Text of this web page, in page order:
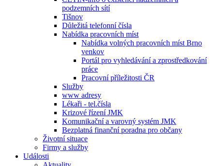
podzemních sítí
Tišnov
Důležitá telefonní čísla
Nabídka pracovních míst
Nabídka volných pracovních míst Brno
venkov
Portál pro vyhledávání a zprostředkování
práce
Pracovní příležitosti ČR
Služby
www adresy
Lékaři - tel.čísla
Krizové řízení JMK
Komunikační a varovný systém JMK
Bezplatná finanční poradna pro občany
Životní situace
Firmy a služby
Události